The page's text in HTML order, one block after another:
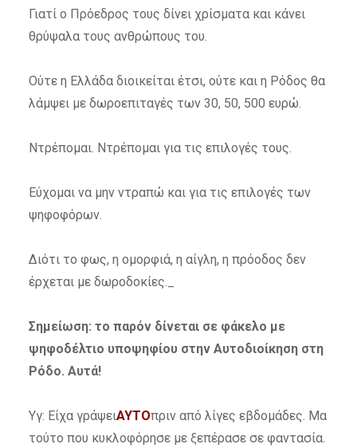
Γιατί ο Πρόεδρος τους δίνει χρίσματα και κάνει
θρύψαλα τους ανθρώπους του.
Ούτε η Ελλάδα διοικείται έτσι, ούτε και η Ρόδος θα
λάμψει με δωροεπιταγές των 30, 50, 500 ευρώ.
Ντρέπομαι. Ντρέπομαι για τις επιλογές τους.
Εύχομαι να μην ντραπώ και για τις επιλογές των
ψηφοφόρων.
Διότι το φως, η ομορφιά, η αίγλη, η πρόοδος δεν
έρχεται με δωροδοκίες._
Σημείωση: το παρόν δίνεται σε φάκελο με
ψηφοδέλτιο υποψηφίου στην Αυτοδιοίκηση στη
Ρόδο. Αυτά!
Υγ: Είχα γράψειΑΥΤΟπριν από λίγες εβδομάδες. Μα
τούτο που κυκλοφόρησε με ξεπέρασε σε φαντασία.